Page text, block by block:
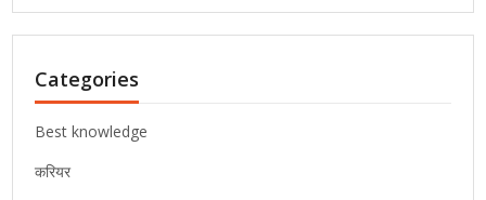
Categories
Best knowledge
करियर